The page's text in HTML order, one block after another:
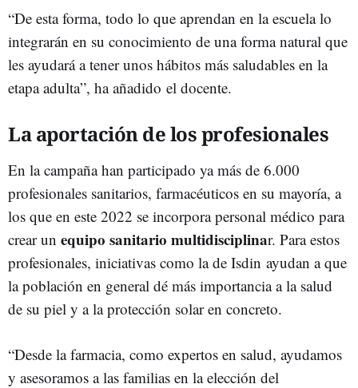
“De esta forma, todo lo que aprendan en la escuela lo
integrarán en su conocimiento de una forma natural que
les ayudará a tener unos hábitos más saludables en la
etapa adulta”, ha añadido el docente.
La aportación de los profesionales
En la campaña han participado ya más de 6.000
profesionales sanitarios, farmacéuticos en su mayoría, a
los que en este 2022 se incorpora personal médico para
crear un equipo sanitario multidisciplinar. Para estos
profesionales, iniciativas como la de Isdin ayudan a que
la población en general dé más importancia a la salud
de su piel y a la protección solar en concreto.
“Desde la farmacia, como expertos en salud, ayudamos
y asesoramos a las familias en la elección del